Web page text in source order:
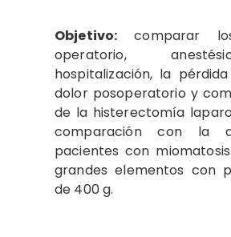
Objetivo: comparar
operatorio,
hospitalización, la
dolor posoperatorio y
de la histerectomía
comparación con la
pacientes con
grandes elementos con
de 400 g.